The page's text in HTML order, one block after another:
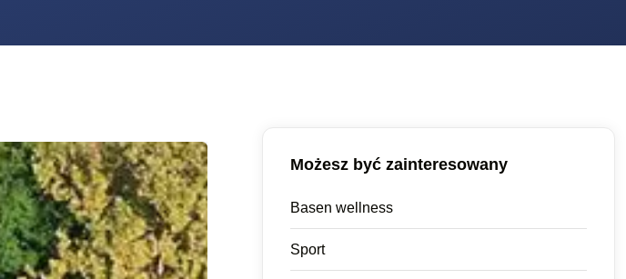
Możesz być zainteresowany
Basen wellness
Sport